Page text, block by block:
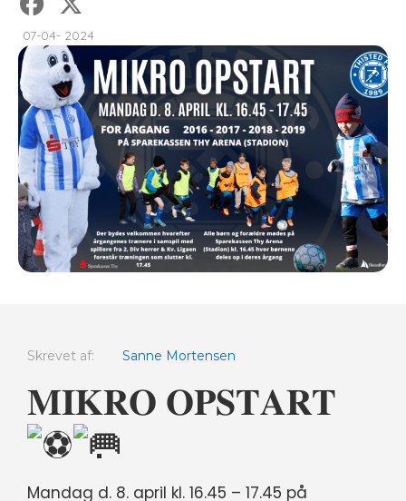
07-04- 2024
Skrevet af: Sanne Mortensen
𝐌𝐈𝐊𝐑𝐎 𝐎𝐏𝐒𝐓𝐀𝐑𝐓
Mandag d. 8. april kl. 16.45 – 17.45 på